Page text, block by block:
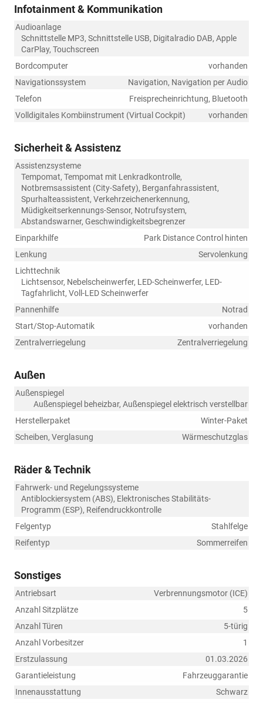
Infotainment & Kommunikation
Audioanlage
Schnittstelle MP3, Schnittstelle USB, Digitalradio DAB, Apple
CarPlay, Touchscreen
Bordcomputer
vorhanden
Navigationssystem
Navigation, Navigation per Audio
Telefon
Freisprecheinrichtung, Bluetooth
Volldigitales Kombiinstrument (Virtual Cockpit)
vorhanden
Sicherheit & Assistenz
Assistenzsysteme
Tempomat, Tempomat mit Lenkradkontrolle,
Notbremsassistent (City-Safety), Berganfahrassistent,
Spurhalteassistent, Verkehrzeichenerkennung,
Müdigkeitserkennungs-Sensor, Notrufsystem,
Abstandswarner, Geschwindigkeitsbegrenzer
Einparkhilfe
Park Distance Control hinten
Lenkung
Servolenkung
Lichttechnik
Lichtsensor, Nebelscheinwerfer, LED-Scheinwerfer, LED-
Tagfahrlicht, Voll-LED Scheinwerfer
Pannenhilfe
Notrad
Start/Stop-Automatik
vorhanden
Zentralverriegelung
Zentralverriegelung
Außen
Außenspiegel
Außenspiegel beheizbar, Außenspiegel elektrisch verstellbar
Herstellerpaket
Winter-Paket
Scheiben, Verglasung
Wärmeschutzglas
Räder & Technik
Fahrwerk- und Regelungssysteme
Antiblockiersystem (ABS), Elektronisches Stabilitäts-
Programm (ESP), Reifendruckkontrolle
Felgentyp
Stahlfelge
Reifentyp
Sommerreifen
Sonstiges
Antriebsart
Verbrennungsmotor (ICE)
Anzahl Sitzplätze
5
Anzahl Türen
5-türig
Anzahl Vorbesitzer
1
Erstzulassung
01.03.2026
Garantieleistung
Fahrzeuggarantie
Innenausstattung
Schwarz